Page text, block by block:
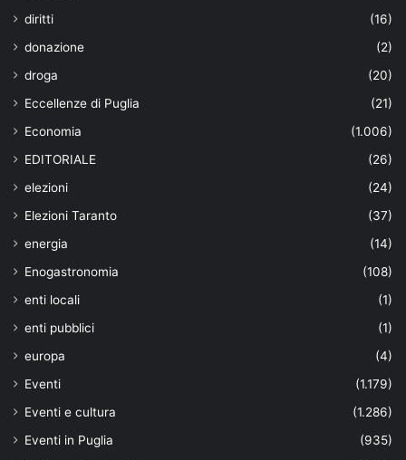
diritti
(16)
donazione
(2)
droga
(20)
Eccellenze di Puglia
(21)
Economia
(1.006)
EDITORIALE
(26)
elezioni
(24)
Elezioni Taranto
(37)
energia
(14)
Enogastronomia
(108)
enti locali
(1)
enti pubblici
(1)
europa
(4)
Eventi
(1.179)
Eventi e cultura
(1.286)
Eventi in Puglia
(935)